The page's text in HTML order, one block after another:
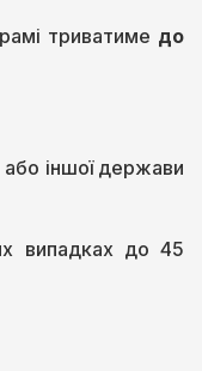
триватиме до
або іншої держави
випадках до 45